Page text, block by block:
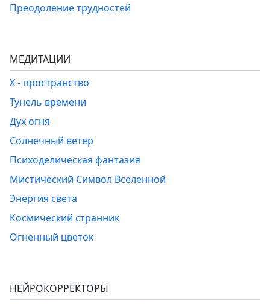
Преодоление трудностей
МЕДИТАЦИИ
Х - пространство
Тунель времени
Дух огня
Солнечный ветер
Психоделическая фантазия
Мистический Символ Вселенной
Энергия света
Космический странник
Огненный цветок
НЕЙРОКОРРЕКТОРЫ